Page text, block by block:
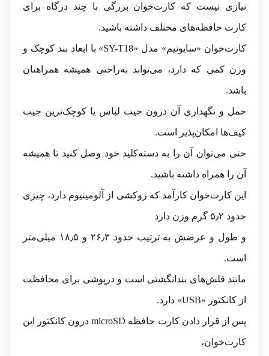
نیازی نیست که کارت‌خوان بزرگی با چند درگاه برای
کارت حافظه‌های مختلف داشته باشید.
کارت‌خوان «سایوتیم» مدل «SY-T18» با ابعاد بند کوچک و
وزن کمی که دارد، می‌تواند به‌راحتی همیشه همراهتان
باشد.
حمل و نگهداری آن درون جیب لباس یا کوچک‌ترین جیب
کیف‌ها امکان‌پذیر است.
حتی می‌توان آن را به دسته‌کلید خود وصل کنید تا همیشه
آن را همراه داشته باشید.
این کارت‌خوان کارآمد که روکشی از آلومینیوم دارد، چیزی
حدود ۵٫۲ گرم وزن دارد
و طول و عرضش به ترتیب حدود ۲۶٫۳ و ۱۸٫۵ میلی‌متر
است.
مانند فلش‌های بندانگشتی است و درپوشی برای محافظت
از کانکتور «USB» دارد.
پس از قرار دادنکارت حافظه microSD درون کانکتور این
کارت‌خوان،